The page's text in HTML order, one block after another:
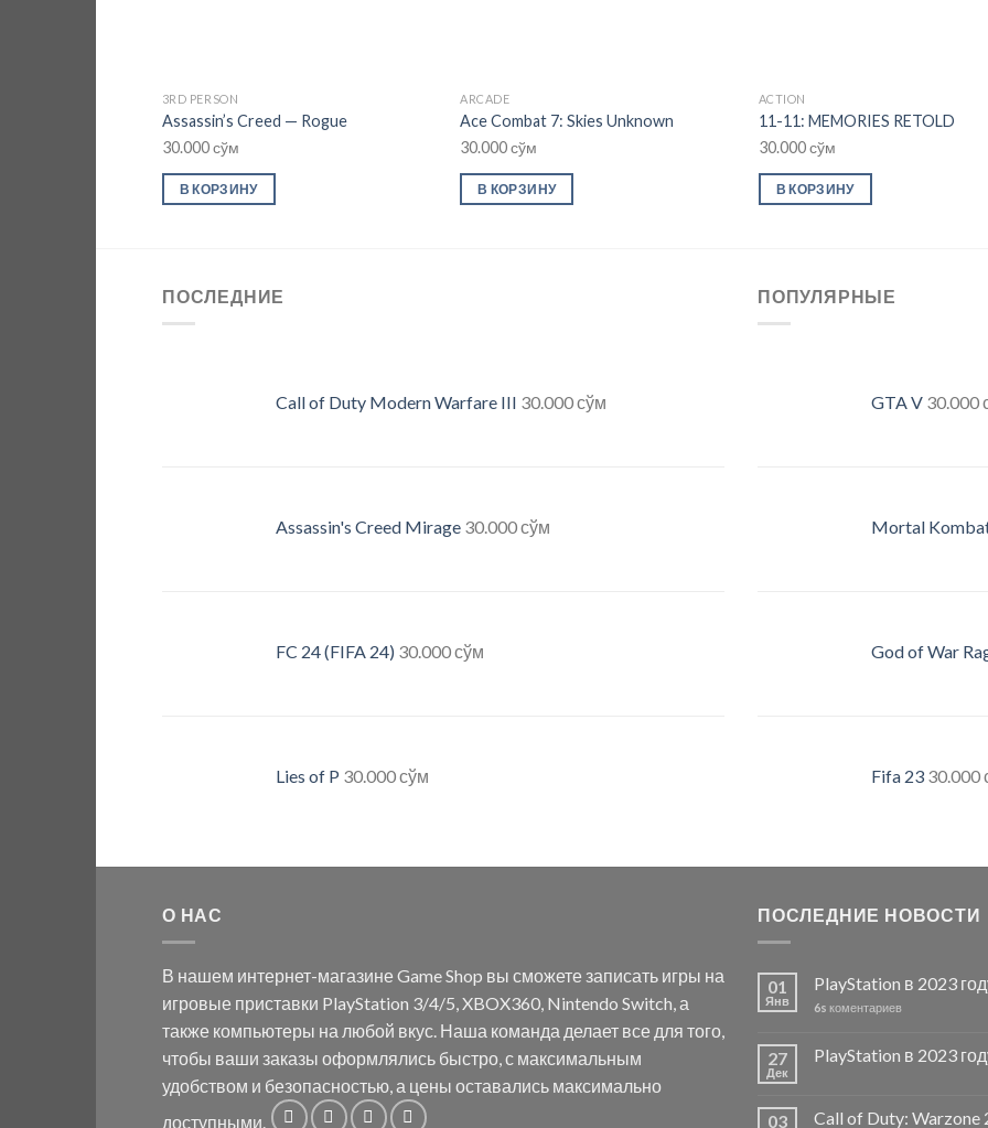
3RD PERSON
Assassin’s Creed — Rogue
30.000сўм
В КОРЗИНУ
ARCADE
Ace Combat 7: Skies Unknown
30.000сўм
В КОРЗИНУ
ACTION
11-11: MEMORIES RETOLD
30.000сўм
В КОРЗИНУ
ПОСЛЕДНИЕ
Call of Duty Modern Warfare III 30.000сўм
Assassin's Creed Mirage 30.000сўм
FC 24 (FIFA 24) 30.000сўм
Lies of P 30.000сўм
ПОПУЛЯРНЫЕ
GTA V 30.000
Mortal
God of War
Fifa 23 30.000
О НАС
В нашем интернет-магазине Game Shop вы сможете записать игры на
игровые приставки PlayStation 3/4/5, XBOX360, Nintendo Switch, а
также компьютеры на любой вкус. Наша команда делает все для того,
чтобы ваши заказы оформлялись быстро, с максимальным
удобством и безопасностью, а цены оставались максимально
доступными.
ПОСЛЕДНИЕ НОВОСТИ
01
Янв
PlayStation в 2023
6s коментариев
27
Дек
PlayStation в 2023
03
Call of Duty: